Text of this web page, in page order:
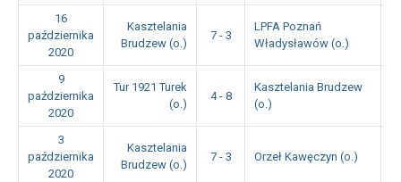
16
października
2020
Kasztelania
Brudzew (o.)
7 - 3
LPFA Poznań
Władysławów (o.)
9
października
2020
Tur 1921 Turek
(o.)
4 - 8
Kasztelania Brudzew
(o.)
3
października
2020
Kasztelania
Brudzew (o.)
7 - 3 Orzeł Kawęczyn (o.)